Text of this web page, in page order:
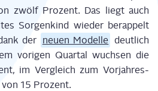
zwölf Pro­zent. Das liegt auch
Sor­gen­kind wie­der berap­pelt
der neu­en Model­le deut­lich
vori­gen Quar­tal wuch­sen die
im Ver­gleich zum Vor­jah­res­
15 Prozent.